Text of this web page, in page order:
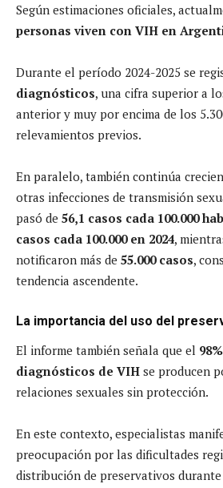
Según estimaciones oficiales,
personas viven con VIH en
Durante el período 2024-2025 se
diagnósticos, una cifra superior a
anterior y muy por encima de los
relevamientos previos.
En paralelo, también continúa
otras infecciones de transmisión
pasó de 56,1 casos cada 100.000
casos cada 100.000 en 2024,
notificaron más de 55.000 casos,
tendencia ascendente.
La importancia del uso del
El informe también señala que el
diagnósticos de VIH se producen
relaciones sexuales sin protección.
En este contexto, especialistas
preocupación por las dificultades
distribución de preservativos